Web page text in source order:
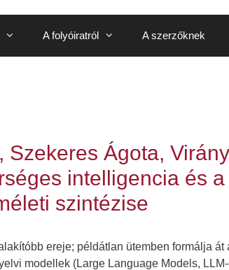
A folyóiratról A szerzőknek
Ágota,
intelligencia és
szintézise
ereje; példátlan ütemben formálja
modellek (Large Language Models,